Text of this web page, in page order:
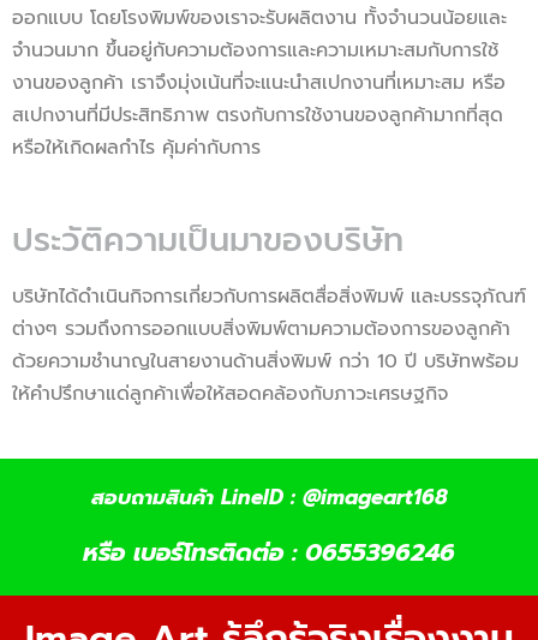
ออกแบบ โดยโรงพิมพ์ของเราจะรับผลิตงาน ทั้งจำนวนน้อยและ
จำนวนมาก ขึ้นอยู่กับความต้องการและความเหมาะสมกับการใช้
งานของลูกค้า เราจึงมุ่งเน้นที่จะแนะนำสเปกงานที่เหมาะสม หรือ
สเปกงานที่มีประสิทธิภาพ ตรงกับการใช้งานของลูกค้ามากที่สุด
หรือให้เกิดผลกำไร คุ้มค่ากับการ
ประวัติความเป็นมาของบริษัท
บริษัทได้ดำเนินกิจการเกี่ยวกับการผลิตสื่อสิ่งพิมพ์ และบรรจุภัณฑ์
ต่างๆ รวมถึงการออกแบบสิ่งพิมพ์ตามความต้องการของลูกค้า
ด้วยความชำนาญในสายงานด้านสิ่งพิมพ์ กว่า 10 ปี บริษัทพร้อม
ให้คำปรึกษาแด่ลูกค้าเพื่อให้สอดคล้องกับภาวะเศรษฐกิจ
สอบถามสินค้า LineID : @imageart168
หรือ เบอร์โทรติดต่อ : 0655396246